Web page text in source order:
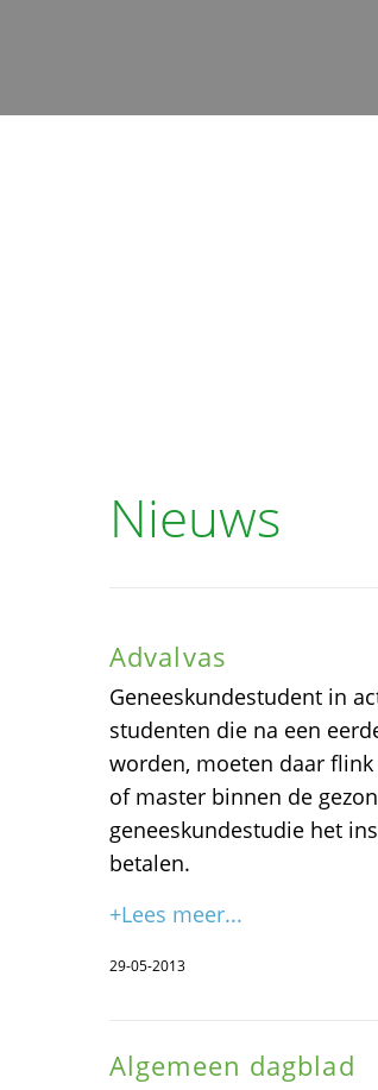
Nieuws
Advalvas
Geneeskundestudent in
studenten die na een
worden, moeten daar
of master binnen de
geneeskundestudie het
betalen.
+Lees meer...
29-05-2013
Algemeen dagblad